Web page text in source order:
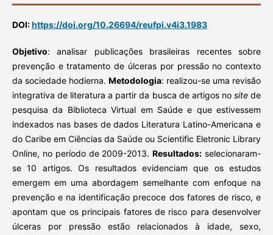
DOI:https://doi.org/10.26694/reufpi.v4i3.1983
Objetivo: analisar publicações brasileiras recentes sobre
prevenção e tratamento de úlceras por pressão no contexto
da sociedade hodierna. Metodologia: realizou-se uma revisão
integrativa de literatura a partir da busca de artigos no sitede
pesquisa da Biblioteca Virtual em Saúde e que estivessem
indexados nas bases de dados Literatura Latino-Americana e
do Caribe em Ciências da Saúde ou Scientific Eletronic Library
Online, no período de 2009-2013.Resultados: selecionaram-
se 10 artigos. Os resultados evidenciam que os estudos
emergem em uma abordagem semelhante com enfoque na
prevenção e na identificação precoce dos fatores de risco, e
apontam que os principais fatores de risco para desenvolver
úlceras por pressão estão relacionados à idade, sexo,